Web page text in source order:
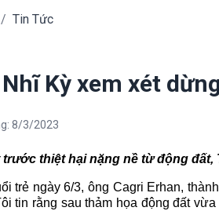
/ Tin Tức
Kỳ xem xét
8/3/2023
thiệt hại nặng nề từ động đất,
trẻ ngày 6/3, ông Cagri Erhan,
tin rằng sau thảm họa động đất